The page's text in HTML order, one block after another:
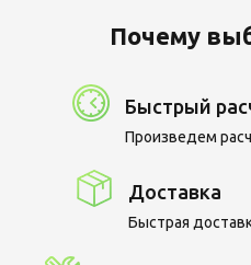
Почему
Быстрый
Произведем
Доставка
Быстрая